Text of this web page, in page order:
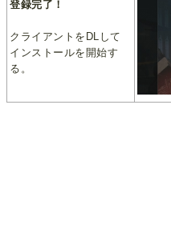
登録完了！
クライアントをDLして
インストールを開始す
る。